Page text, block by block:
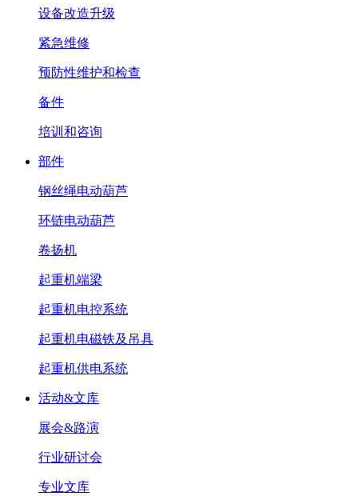
设备改造升级
紧急维修
预防性维护和检查
备件
培训和咨询
部件
钢丝绳电动葫芦
环链电动葫芦
卷扬机
起重机端梁
起重机电控系统
起重机电磁铁及吊具
起重机供电系统
活动&文库
展会&路演
行业研讨会
专业文库